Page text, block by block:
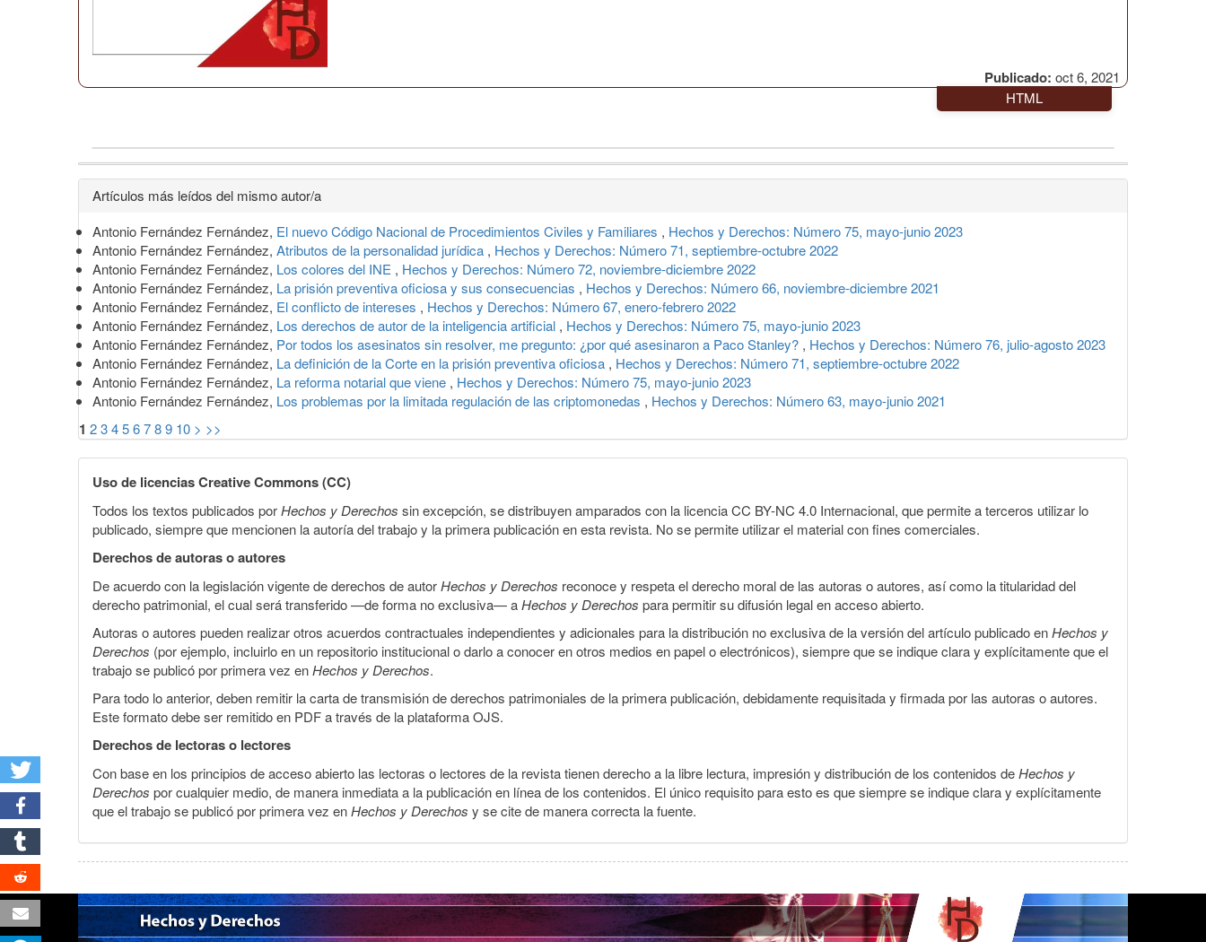
Publicado: oct 6, 2021
HTML
Detalles
del
artículo
Artículos más leídos del mismo autor/a
Antonio Fernández Fernández, El nuevo Código Nacional de Procedimientos Civiles y Familiares , Hechos y Derechos: Número 75, mayo-junio 2023
Antonio Fernández Fernández, Atributos de la personalidad jurídica , Hechos y Derechos: Número 71, septiembre-octubre 2022
Antonio Fernández Fernández, Los colores del INE , Hechos y Derechos: Número 72, noviembre-diciembre 2022
Antonio Fernández Fernández, La prisión preventiva oficiosa y sus consecuencias , Hechos y Derechos: Número 66, noviembre-diciembre 2021
Antonio Fernández Fernández, El conflicto de intereses , Hechos y Derechos: Número 67, enero-febrero 2022
Antonio Fernández Fernández, Los derechos de autor de la inteligencia artificial , Hechos y Derechos: Número 75, mayo-junio 2023
Antonio Fernández Fernández, Por todos los asesinatos sin resolver, me pregunto: ¿por qué asesinaron a Paco Stanley? , Hechos y Derechos: Número 76, julio-agosto 2023
Antonio Fernández Fernández, La definición de la Corte en la prisión preventiva oficiosa , Hechos y Derechos: Número 71, septiembre-octubre 2022
Antonio Fernández Fernández, La reforma notarial que viene , Hechos y Derechos: Número 75, mayo-junio 2023
Antonio Fernández Fernández, Los problemas por la limitada regulación de las criptomonedas , Hechos y Derechos: Número 63, mayo-junio 2021
1 23456789 10 > >>
Uso de licencias Creative Commons (CC)
Todos los textos publicados porHechos y Derechos sin excepción, se distribuyen amparados con la licencia CC BY-NC 4.0 Internacional, que permite a terceros utilizar lo
publicado, siempre que mencionen la autoría del trabajo y la primera publicación en esta revista. No se permite utilizar el material con fines comerciales.
Derechos de autoras o autores
De acuerdo con la legislación vigente de derechos de autorHechos y Derechos reconoce y respeta el derecho moral de las autoras o autores, así como la titularidad del
derecho patrimonial, el cual será transferido —de forma no exclusiva— aHechos y Derechos para permitir su difusión legal en acceso abierto.
Autoras o autores pueden realizar otros acuerdos contractuales independientes y adicionales para la distribución no exclusiva de la versión del artículo publicado enHechos y
Derechos (por ejemplo, incluirlo en un repositorio institucional o darlo a conocer en otros medios en papel o electrónicos), siempre que se indique clara y explícitamente que el
trabajo se publicó por primera vez enHechos y Derechos.
Para todo lo anterior, deben remitir la carta de transmisión de derechos patrimoniales de la primera publicación, debidamente requisitada y firmada por las autoras o autores.
Este formato debe ser remitido en PDF a través de la plataforma OJS.
Derechos de lectoras o lectores
Con base en los principios de acceso abierto las lectoras o lectores de la revista tienen derecho a la libre lectura, impresión y distribución de los contenidos deHechos y
Derechos por cualquier medio, de manera inmediata a la publicación en línea de los contenidos. El único requisito para esto es que siempre se indique clara y explícitamente
que el trabajo se publicó por primera vez enHechos y Derechos y se cite de manera correcta la fuente.